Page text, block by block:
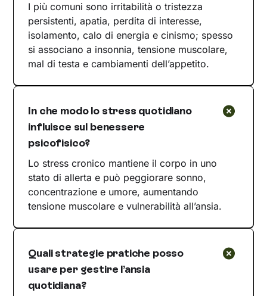
I più comuni sono irritabilità o tristezza
persistenti, apatia, perdita di interesse,
isolamento, calo di energia e cinismo; spesso
si associano a insonnia, tensione muscolare,
mal di testa e cambiamenti dell’appetito.
In che modo lo stress quotidiano
influisce sul benessere
psicofisico?
Lo stress cronico mantiene il corpo in uno
stato di allerta e può peggiorare sonno,
concentrazione e umore, aumentando
tensione muscolare e vulnerabilità all’ansia.
Quali strategie pratiche posso
usare per gestire l’ansia
quotidiana?